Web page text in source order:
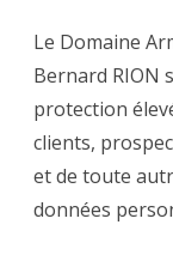
Le Domaine
Bernard RION
protection
clients,
et de toute
données